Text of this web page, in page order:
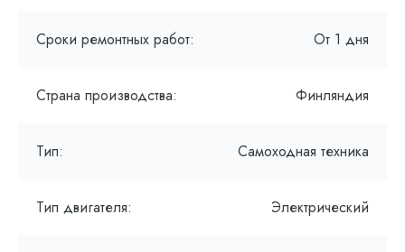
Сроки ремонтных работ: От 1 дня
Страна производства: Финляндия
Тип: Самоходная техника
Тип двигателя: Электрический